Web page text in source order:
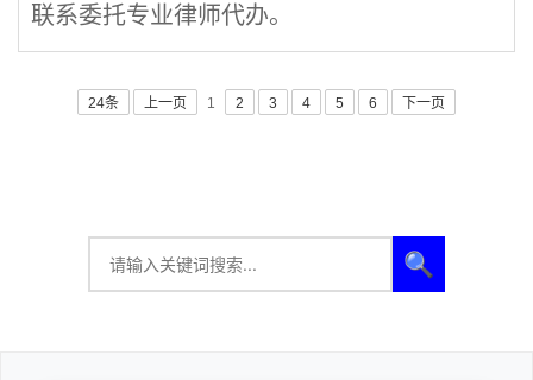
联系委托专业律师代办。
24条 上一页 1 2 3 4 5 6 下一页
🔍